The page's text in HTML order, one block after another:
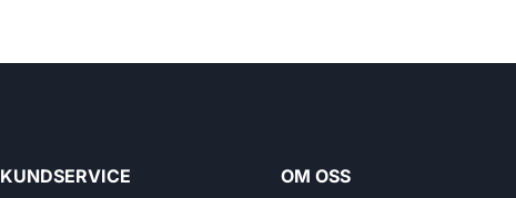
KUNDSERVICE OM OSS